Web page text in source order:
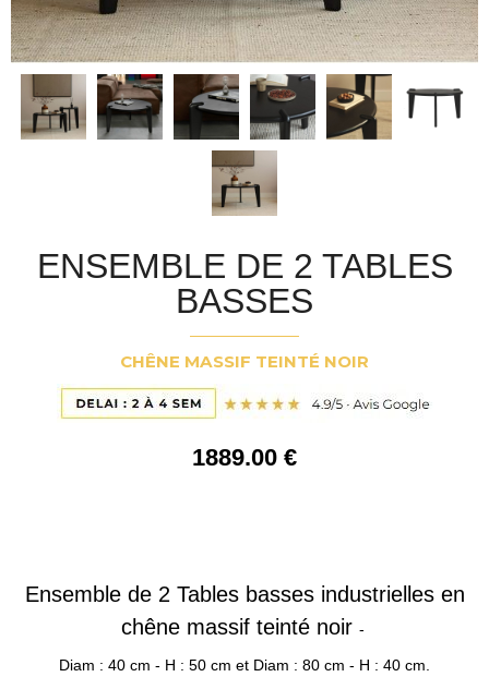
ENSEMBLE DE 2 TABLES
BASSES
CHÊNE MASSIF TEINTÉ NOIR
1889.00 €
Ensemble de 2 Tables basses industrielles en
chêne massif teinté noir -
Diam : 40 cm - H : 50 cm et Diam : 80 cm - H : 40 cm.